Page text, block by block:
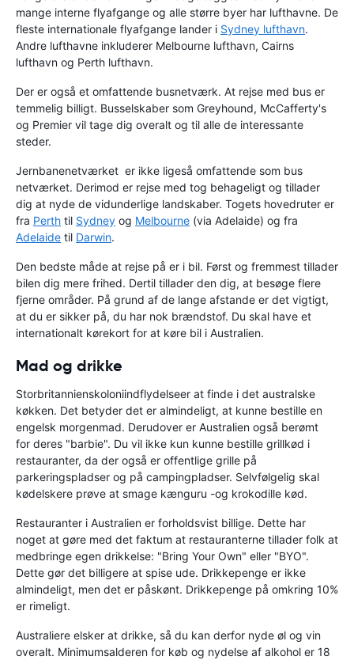
mange interne flyafgange og alle større byer har lufthavne. De
fleste internationale flyafgange lander i Sydney lufthavn.
Andre lufthavne inkluderer Melbourne lufthavn, Cairns
lufthavn og Perth lufthavn.
Der er også et omfattende busnetværk. At rejse med bus er
temmelig billigt. Busselskaber som Greyhound, McCafferty's
og Premier vil tage dig overalt og til alle de interessante
steder.
Jernbanenetværket er ikke ligeså omfattende som bus
netværket. Derimod er rejse med tog behageligt og tillader
dig at nyde de vidunderlige landskaber. Togets hovedruter er
fra Perth til Sydney og Melbourne (via Adelaide) og fra
Adelaide til Darwin.
Den bedste måde at rejse på er i bil. Først og fremmest tillader
bilen dig mere frihed. Dertil tillader den dig, at besøge flere
fjerne områder. På grund af de lange afstande er det vigtigt,
at du er sikker på, du har nok brændstof. Du skal have et
internationalt kørekort for at køre bil i Australien.
Mad og drikke
Storbritannienskoloniindflydelseer at finde i det australske
køkken. Det betyder det er almindeligt, at kunne bestille en
engelsk morgenmad. Derudover er Australien også berømt
for deres "barbie". Du vil ikke kun kunne bestille grillkød i
restauranter, da der også er offentlige grille på
parkeringspladser og på campingpladser. Selvfølgelig skal
kødelskere prøve at smage kænguru -og krokodille kød.
Restauranter i Australien er forholdsvist billige. Dette har
noget at gøre med det faktum at restauranterne tillader folk at
medbringe egen drikkelse: "Bring Your Own" eller "BYO".
Dette gør det billigere at spise ude. Drikkepenge er ikke
almindeligt, men det er påskønt. Drikkepenge på omkring 10%
er rimeligt.
Australiere elsker at drikke, så du kan derfor nyde øl og vin
overalt. Minimumsalderen for køb og nydelse af alkohol er 18